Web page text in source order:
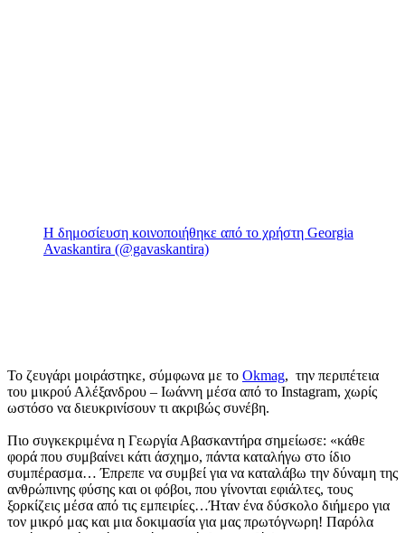
Η δημοσίευση κοινοποιήθηκε από το χρήστη Georgia
Avaskantira (@gavaskantira)
Το ζευγάρι μοιράστηκε, σύμφωνα με το Okmag, την περιπέτεια
του μικρού Αλέξανδρου – Ιωάννη μέσα από το Instagram, χωρίς
ωστόσο να διευκρινίσουν τι ακριβώς συνέβη.
Πιο συγκεκριμένα η Γεωργία Αβασκαντήρα σημείωσε: «κάθε
φορά που συμβαίνει κάτι άσχημο, πάντα καταλήγω στο ίδιο
συμπέρασμα… Έπρεπε να συμβεί για να καταλάβω την δύναμη της
ανθρώπινης φύσης και οι φόβοι, που γίνονται εφιάλτες, τους
ξορκίζεις μέσα από τις εμπειρίες…Ήταν ένα δύσκολο διήμερο για
τον μικρό μας και μια δοκιμασία για μας πρωτόγνωρη! Παρόλα